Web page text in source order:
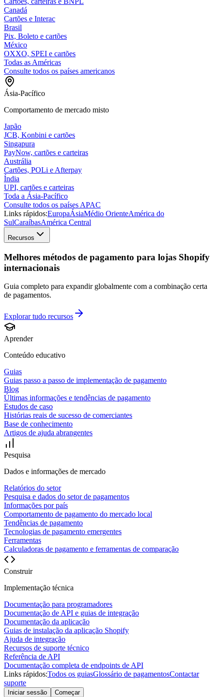
Canadá
Cartões e Interac
Brasil
Pix, Boleto e cartões
México
OXXO, SPEI e cartões
Todas as Américas
Consulte todos os países americanos
Ásia-Pacífico
Comportamento de mercado misto
Japão
JCB, Konbini e cartões
Singapura
PayNow, cartões e carteiras
Austrália
Cartões, POLi e Afterpay
Índia
UPI, cartões e carteiras
Toda a Ásia-Pacífico
Consulte todos os países APAC
Links rápidos:EuropaÁsiaMédio OrienteAmérica do
SulCaraíbasAmérica Central
Recursos
Melhores métodos de pagamento para lojas Shopify
internacionais
Guia completo para expandir globalmente com a combinação certa
de pagamentos.
Explorar tudo recursos
Aprender
Conteúdo educativo
Guias
Guias passo a passo de implementação de pagamento
Blog
Últimas informações e tendências de pagamento
Estudos de caso
Histórias reais de sucesso de comerciantes
Base de conhecimento
Artigos de ajuda abrangentes
Pesquisa
Dados e informações de mercado
Relatórios do setor
Pesquisa e dados do setor de pagamentos
Informações por país
Comportamento de pagamento do mercado local
Tendências de pagamento
Tecnologias de pagamento emergentes
Ferramentas
Calculadoras de pagamento e ferramentas de comparação
Construir
Implementação técnica
Documentação para programadores
Documentação de API e guias de integração
Documentação da aplicação
Guias de instalação da aplicação Shopify
Ajuda de integração
Recursos de suporte técnico
Referência de API
Documentação completa de endpoints de API
Links rápidos:Todos os guiasGlossário de pagamentosContactar
suporte
Iniciar sessão Começar